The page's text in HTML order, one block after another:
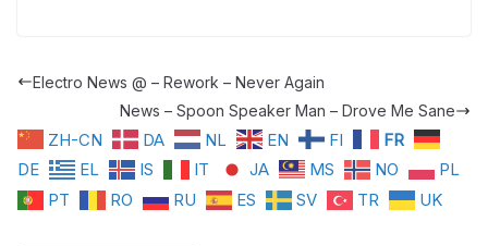
Electro News @ – Rework – Never Again
News – Spoon Speaker Man – Drove Me Sane
ZH-CN DA NL EN FI
FR
DE
EL IS IT JA MS NO
PL
PT
RO RU ES SV TR UK